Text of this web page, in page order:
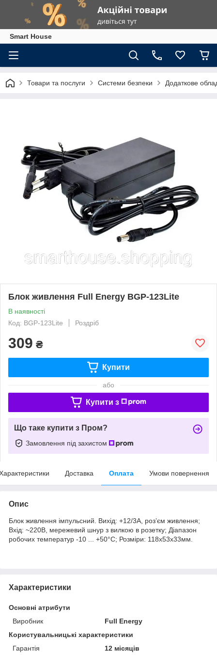
Smart House
Товари та послуги Системи безпеки Додаткове
Блок живлення Full Energy BGP-123Lite
В наявності
Код: BGP-123Lite
Роздріб
309 ₴
Купити
або
Купити з
Що таке купити з Пром?
Замовлення під захистом
Доставка Оплата Умови повернення
Опис
Блок живлення імпульсний. Вихід: +12/3А, роз’єм живлення;
Вхід: ~220В, мережевий шнур з вилкою в розетку; Діапазон
робочих температур -10 ... +50°C; Розміри: 118x53x33мм.
Характеристики
Основні атрибути
Виробник
Full Energy
Користувальницькі характеристики
Гарантія
12 місяців